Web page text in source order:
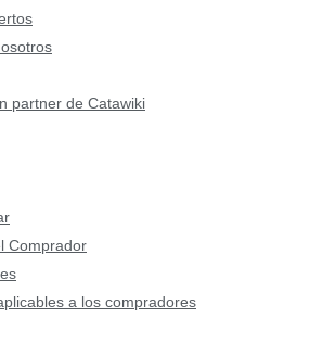
partner de Catawiki
Comprador
a los compradores